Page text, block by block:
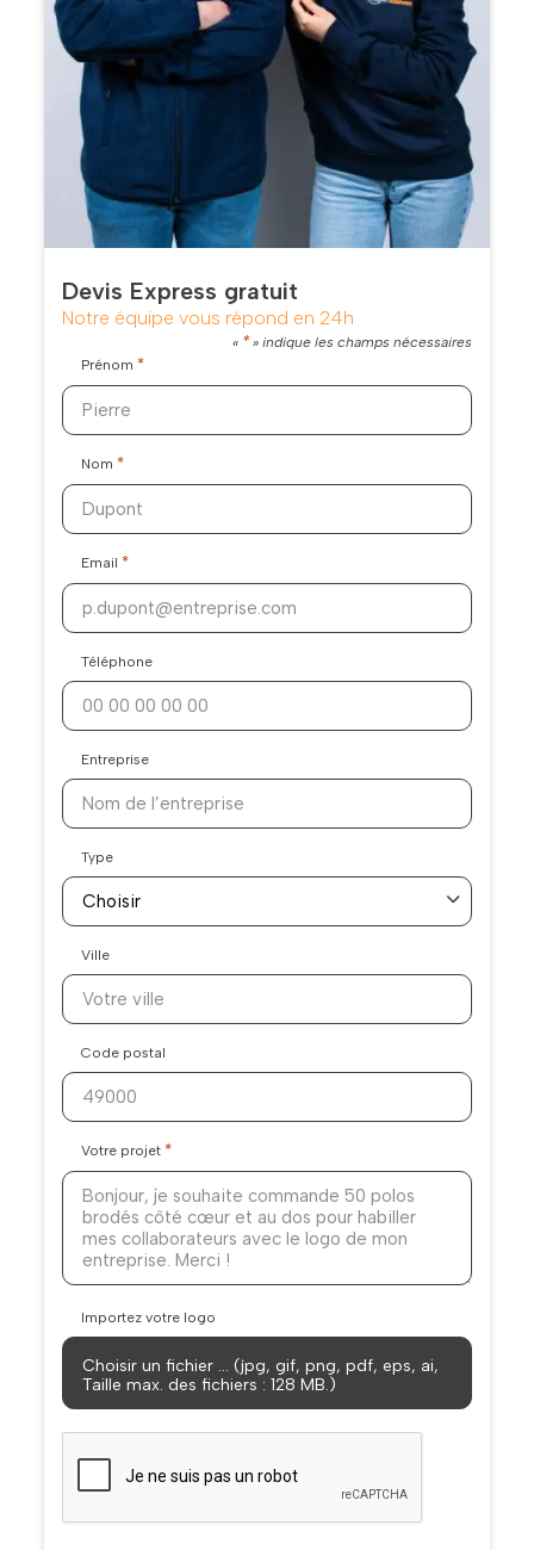
Devis Express gratuit
Notre équipe vous répond en 24h
« *» indique les champs nécessaires
Prénom *
Nom *
Email *
Téléphone
Entreprise
Type
Ville
Code postal
Votre projet *
Importez votre logo
Choisir un fichier … (jpg, gif, png, pdf, eps, ai,
Taille max. des fichiers : 128 MB.)
CAPTCHA